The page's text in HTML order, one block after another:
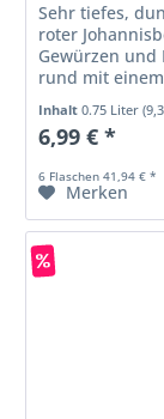
Sehr tiefes,
roter
Gewürzen und
rund mit
für diesen
Inhalt0.75 Liter
6,99 € *
6 Flaschen 41,94 € *
Merken